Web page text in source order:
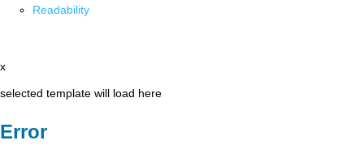
Readability
x
selected template will load here
Error